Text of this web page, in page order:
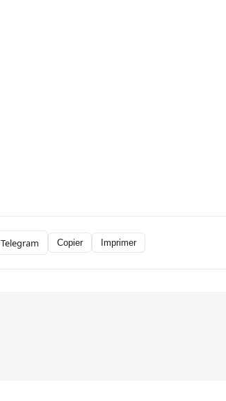
Telegram Copier Imprimer